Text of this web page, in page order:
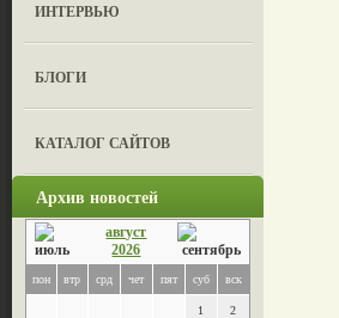
ИНТЕРВЬЮ
БЛОГИ
КАТАЛОГ САЙТОВ
Архив новостей
август
2026
пон втр срд чет пят суб вск
1 2